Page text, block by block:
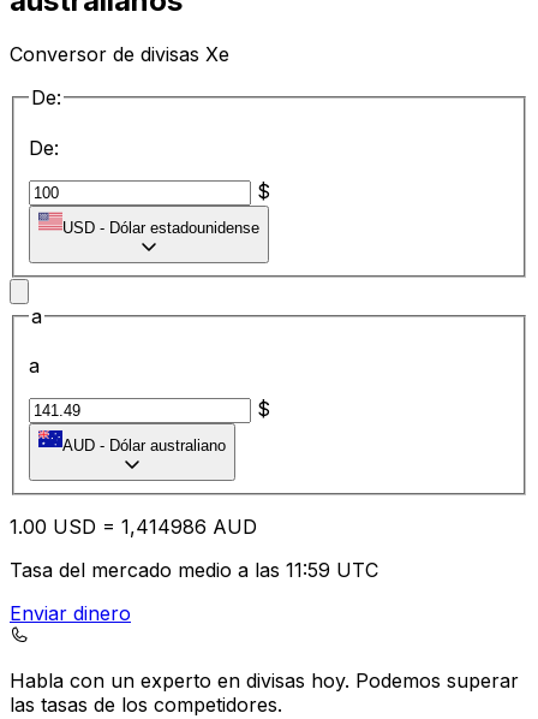
Conversor de divisas Xe
De:
De:
$
USD - Dólar estadounidense
a
a
$
AUD - Dólar australiano
1.00 USD = 1,414986 AUD
Tasa del mercado medio a las 11:59 UTC
Enviar dinero
Habla con un experto en divisas hoy. Podemos superar
las tasas de los competidores.